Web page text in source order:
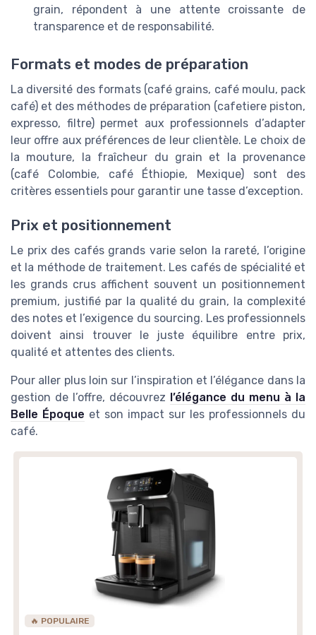
grain, répondent à une attente croissante de
transparence et de responsabilité.
Formats et modes de préparation
La diversité des formats (café grains, café moulu, pack
café) et des méthodes de préparation (cafetiere piston,
expresso, filtre) permet aux professionnels d’adapter
leur offre aux préférences de leur clientèle. Le choix de
la mouture, la fraîcheur du grain et la provenance
(café Colombie, café Éthiopie, Mexique) sont des
critères essentiels pour garantir une tasse d’exception.
Prix et positionnement
Le prix des cafés grands varie selon la rareté, l’origine
et la méthode de traitement. Les cafés de spécialité et
les grands crus affichent souvent un positionnement
premium, justifié par la qualité du grain, la complexité
des notes et l’exigence du sourcing. Les professionnels
doivent ainsi trouver le juste équilibre entre prix,
qualité et attentes des clients.
Pour aller plus loin sur l’inspiration et l’élégance dans la
gestion de l’offre, découvrez l’élégance du menu à la
Belle Époque et son impact sur les professionnels du
café.
🔥 POPULAIRE